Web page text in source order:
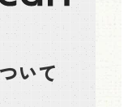
いて